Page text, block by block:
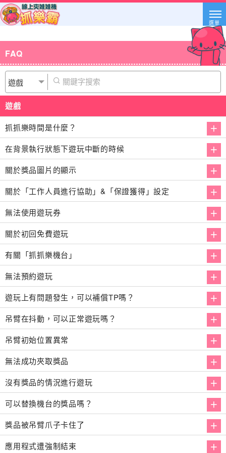
選單
FAQ
遊戲
抓抓樂時間是什麼？
在背景執行狀態下遊玩中斷的時候
關於獎品圖片的顯示
關於「工作人員進行協助」&「保證獲得」設定
無法使用遊玩券
關於初回免費遊玩
有關「抓抓樂機台」
無法預約遊玩
遊玩上有問題發生，可以補償TP嗎？
吊臂在抖動，可以正常遊玩嗎？
吊臂初始位置異常
無法成功夾取獎品
沒有獎品的情況進行遊玩
可以替換機台的獎品嗎？
獎品被吊臂爪子卡住了
應用程式遭強制結束